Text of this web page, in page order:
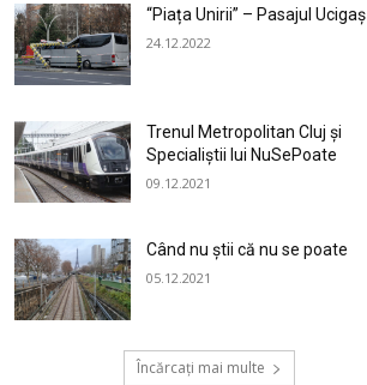
“Piața Unirii” – Pasajul Ucigaș
24.12.2022
Trenul Metropolitan Cluj și
Specialiștii lui NuSePoate
09.12.2021
Când nu știi că nu se poate
05.12.2021
Încărcați mai multe